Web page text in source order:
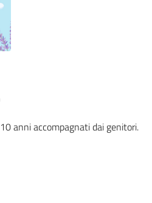
anni accompagnati dai genitori.